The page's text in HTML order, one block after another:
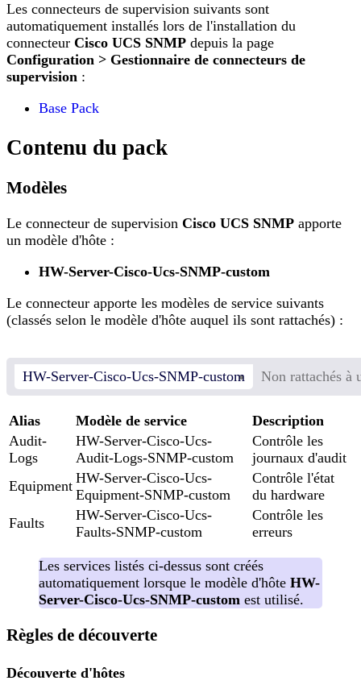
Les connecteurs de supervision suivants sont
automatiquement installés lors de l'installation du
connecteur Cisco UCS SNMP depuis la page
Configuration > Gestionnaire de connecteurs de
supervision :
Base Pack
Contenu du pack
Modèles
Le connecteur de supervision Cisco UCS SNMP apporte
un modèle d'hôte :
HW-Server-Cisco-Ucs-SNMP-custom
Le connecteur apporte les modèles de service suivants
(classés selon le modèle d'hôte auquel ils sont rattachés) :
HW-Server-Cisco-Ucs-SNMP-custom Non rattachés à
Alias Modèle de service
Description
Audit-
Logs
HW-Server-Cisco-Ucs-
Audit-Logs-SNMP-custom
Contrôle les
journaux d'audit
Equipment HW-Server-Cisco-Ucs-
Equipment-SNMP-custom
Contrôle l'état
du hardware
Faults
HW-Server-Cisco-Ucs-
Faults-SNMP-custom
Contrôle les
erreurs
Les services listés ci-dessus sont créés
automatiquement lorsque le modèle d'hôte HW-
Server-Cisco-Ucs-SNMP-custom est utilisé.
Règles de découverte
Découverte d'hôtes